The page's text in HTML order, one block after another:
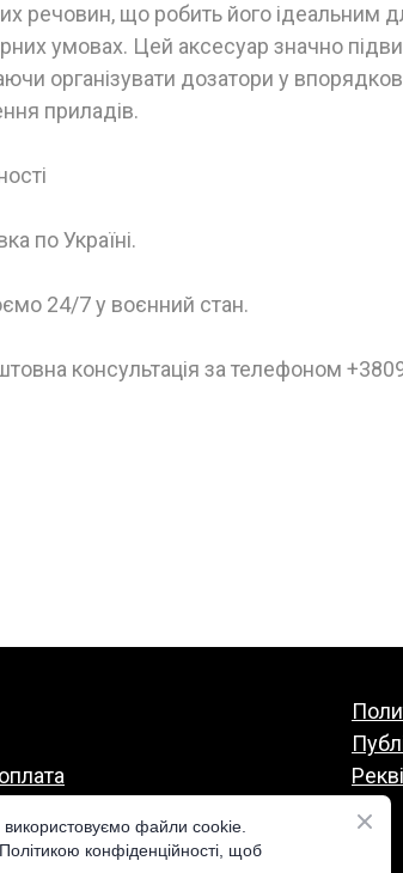
речовин, що робить його ідеальним
умовах. Цей аксесуар значно
організувати дозатори у
приладів.
по Україні.
24/7 у воєнний стан.
консультація за телефоном
використовуємо файли cookie.
конфіденційності, щоб